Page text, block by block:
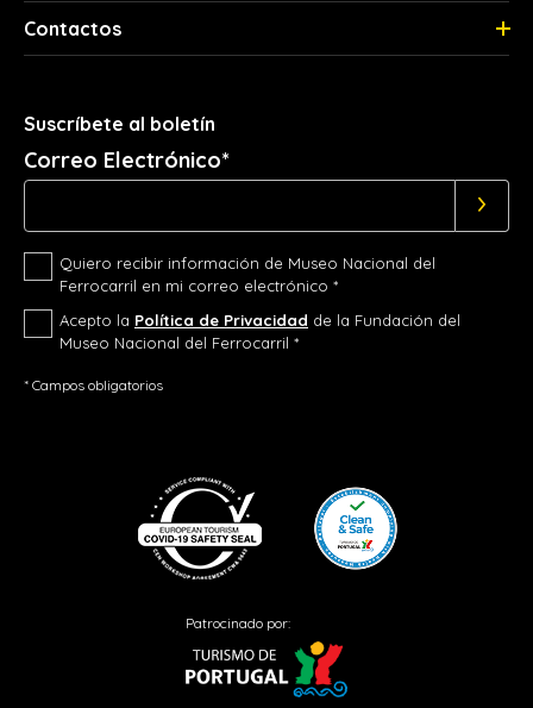
Contactos
Suscríbete al boletín
Correo Electrónico*
Quiero recibir información de Museo Nacional del
Ferrocarril en mi correo electrónico *
Acepto la Política de Privacidad de la Fundación del
Museo Nacional del Ferrocarril *
* Campos obligatorios
Patrocinado por: